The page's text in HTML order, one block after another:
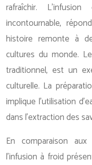
rafraîchir.
incontournable,
histoire remonte à
cultures du monde.
traditionnel, est un
culturelle. La
implique l’utilisation
dans l’extraction des
En comparaison aux
l’infusion à froid